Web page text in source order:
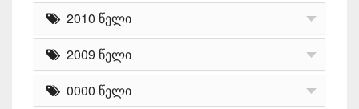
2010 წელი
2009 წელი
0000 წელი